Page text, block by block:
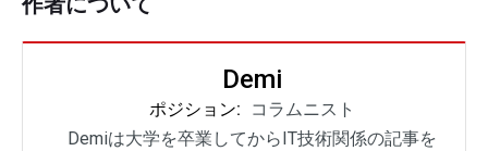
Demi
ポジション:
コラムニスト
Demiは大学を卒業してからIT技術関係の記事を